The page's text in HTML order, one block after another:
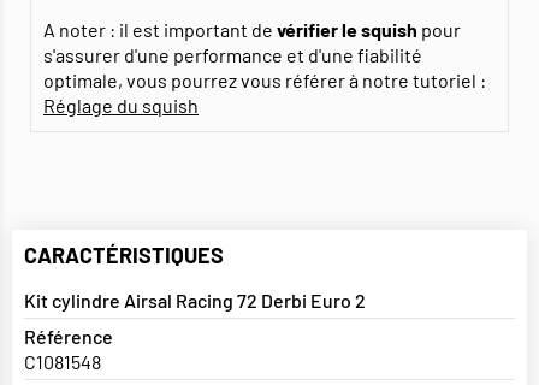
A noter : il est important de vérifier le squish pour
s'assurer d'une performance et d'une fiabilité
optimale, vous pourrez vous référer à notre tutoriel :
Réglage du squish
CARACTÉRISTIQUES
Kit cylindre Airsal Racing 72 Derbi Euro 2
Référence
C1081548